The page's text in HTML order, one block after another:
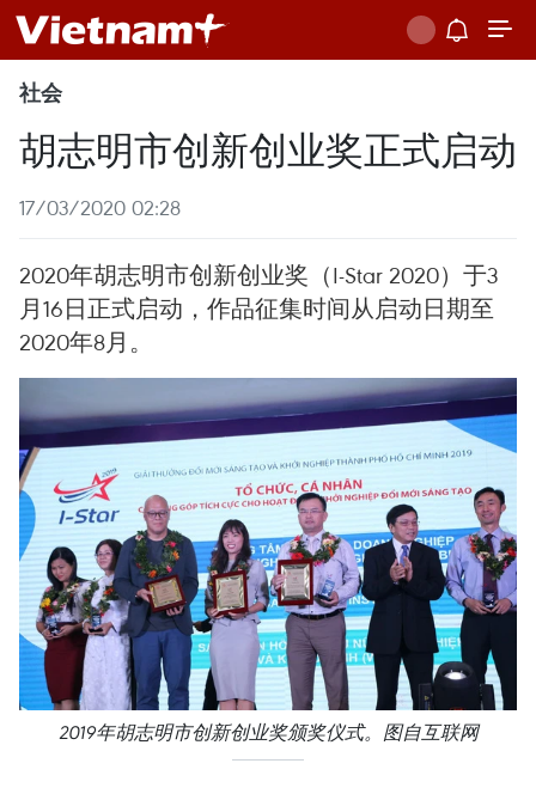
社会
胡志明市创新创业奖正式启动
17/03/2020 02:28
2020年胡志明市创新创业奖（I-Star 2020）于3
月16日正式启动，作品征集时间从启动日期至
2020年8月。
2019年胡志明市创新创业奖颁奖仪式。图自互联网